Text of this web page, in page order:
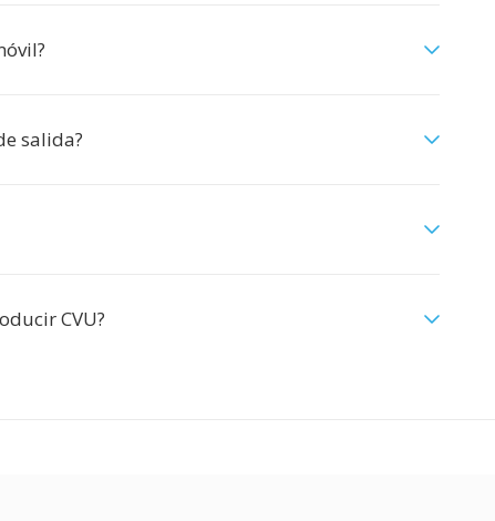
salida?
CVU?